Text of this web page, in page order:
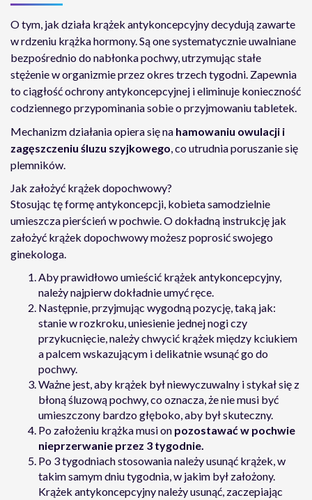
O tym, jak działa krążek antykoncepcyjny decydują zawarte
w rdzeniu krążka hormony. Są one systematycznie uwalniane
bezpośrednio do nabłonka pochwy, utrzymując stałe
stężenie w organizmie przez okres trzech tygodni. Zapewnia
to ciągłość ochrony antykoncepcyjnej i eliminuje konieczność
codziennego przypominania sobie o przyjmowaniu tabletek.
Mechanizm działania opiera się na hamowaniu owulacji i
zagęszczeniu śluzu szyjkowego, co utrudnia poruszanie się
plemników.
Jak założyć krążek dopochwowy?
Stosując tę formę antykoncepcji, kobieta samodzielnie
umieszcza pierścień w pochwie. O dokładną instrukcję jak
założyć krążek dopochwowy możesz poprosić swojego
ginekologa.
Aby prawidłowo umieścić krążek antykoncepcyjny,
należy najpierw dokładnie umyć ręce.
Następnie, przyjmując wygodną pozycję, taką jak:
stanie w rozkroku, uniesienie jednej nogi czy
przykucnięcie, należy chwycić krążek między kciukiem
a palcem wskazującym i delikatnie wsunąć go do
pochwy.
Ważne jest, aby krążek był niewyczuwalny i stykał się z
błoną śluzową pochwy, co oznacza, że nie musi być
umieszczony bardzo głęboko, aby był skuteczny.
Po założeniu krążka musi on pozostawać w pochwie
nieprzerwanie przez 3 tygodnie.
Po 3 tygodniach stosowania należy usunąć krążek, w
takim samym dniu tygodnia, w jakim był założony.
Krążek antykoncepcyjny należy usunąć, zaczepiając